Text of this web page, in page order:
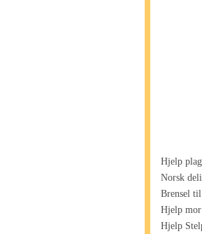
Hjelp
Norsk
Brensel
Hjelp
Hjelp